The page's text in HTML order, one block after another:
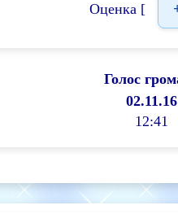
Оценка [
Голос
02.11.16
12:41